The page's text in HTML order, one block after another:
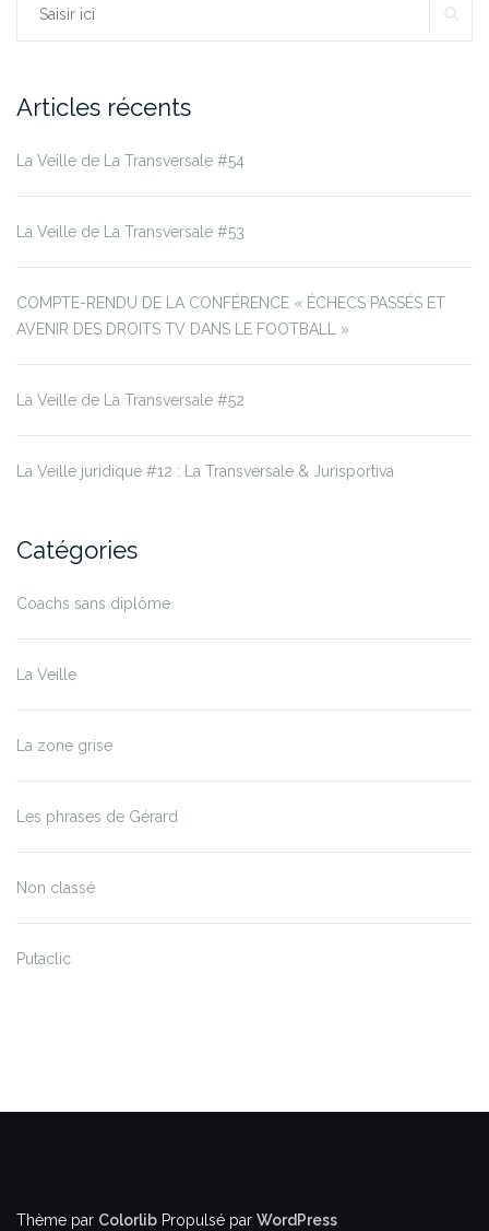
Rechercher :
Articles récents
La Veille de La Transversale #54
La Veille de La Transversale #53
COMPTE-RENDU DE LA CONFÉRENCE « ÉCHECS PASSÉS ET
AVENIR DES DROITS TV DANS LE FOOTBALL »
La Veille de La Transversale #52
La Veille juridique #12 : La Transversale & Jurisportiva
Catégories
Coachs sans diplôme
La Veille
La zone grise
Les phrases de Gérard
Non classé
Putaclic
Thème par Colorlib Propulsé par WordPress